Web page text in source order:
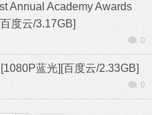
Annual Academy Awards
度云/3.17GB]
0
蓝光][百度云/2.33GB]
0